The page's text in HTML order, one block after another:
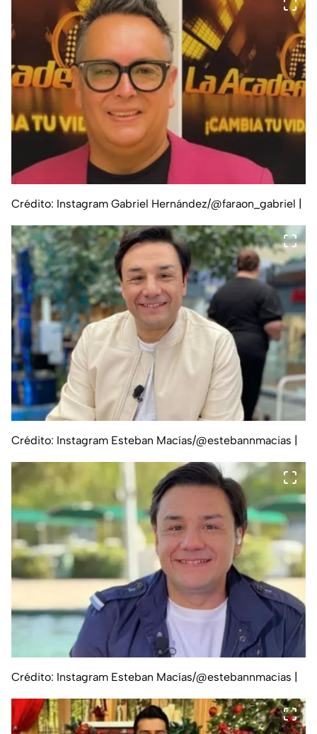
Crédito: Instagram Gabriel Hernández/@faraon_gabriel
Crédito: Instagram Esteban Macías/@estebannmacias
Crédito: Instagram Esteban Macías/@estebannmacias |